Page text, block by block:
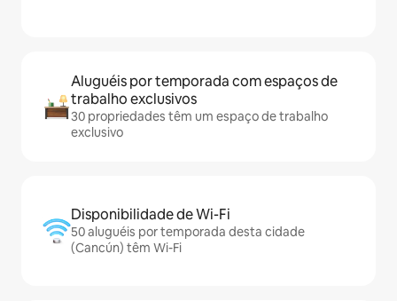
Aluguéis por temporada com espaços de
trabalho exclusivos
30 propriedades têm um espaço de trabalho
exclusivo
Disponibilidade de Wi-Fi
50 aluguéis por temporada desta cidade
(Cancún) têm Wi-Fi